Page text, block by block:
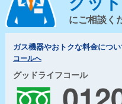
にご相談く
ガス機器やおトクな料金につ
コールへ
グッドライフコール